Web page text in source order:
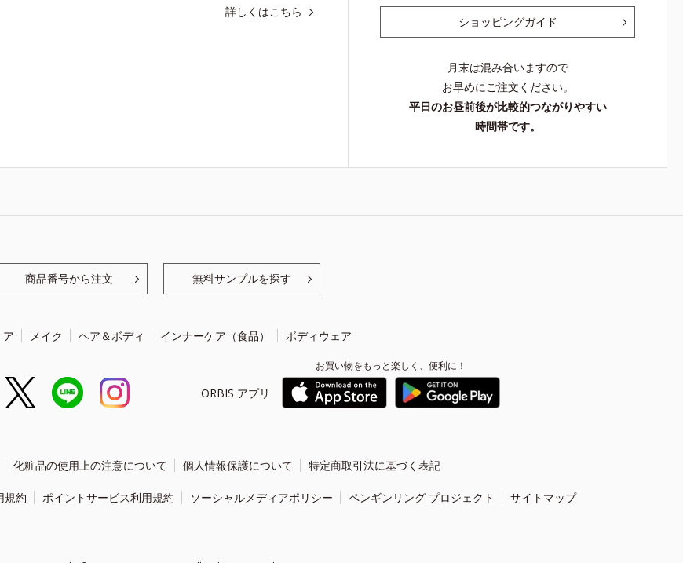
詳しくはこちら
ショッピングガイド
月末は混み合いますので
お早めにご注文ください。
平日のお昼前後が比較的つながりやすい
時間帯です。
商品番号から注文 無料サンプルを探す
ア メイク ヘア＆ボディ インナーケア（食品） ボディウェア
ORBIS アプリ
お買い物をもっと楽しく、便利に！
化粧品の使用上の注意について 個人情報保護について 特定商取引法に基づく表記
規約 ポイントサービス利用規約 ソーシャルメディアポリシー ペンギンリング プロジェクト サイトマップ